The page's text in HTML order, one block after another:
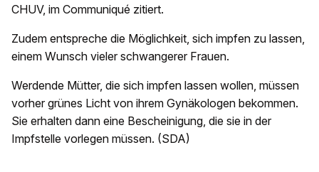
CHUV, im Communiqué zitiert.
Zudem entspreche die Möglichkeit, sich impfen zu lassen,
einem Wunsch vieler schwangerer Frauen.
Werdende Mütter, die sich impfen lassen wollen, müssen
vorher grünes Licht von ihrem Gynäkologen bekommen.
Sie erhalten dann eine Bescheinigung, die sie in der
Impfstelle vorlegen müssen. (SDA)